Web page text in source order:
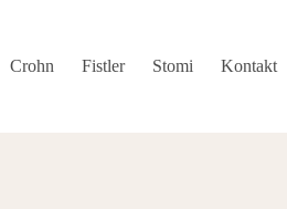
Crohn Fistler Stomi Kontakt